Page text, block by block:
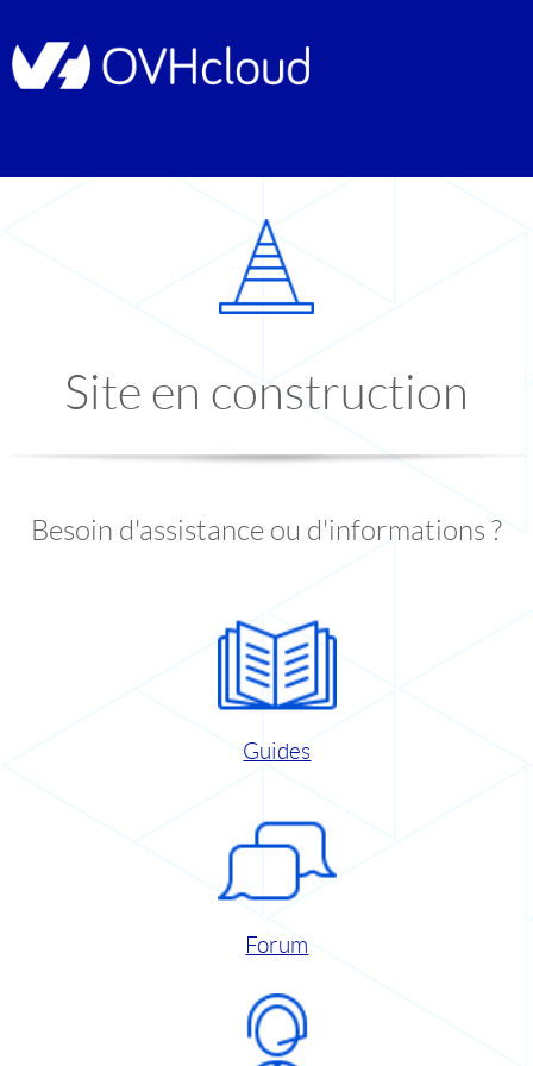
Site en construction
Besoin d'assistance ou d'informations ?
Guides
Forum